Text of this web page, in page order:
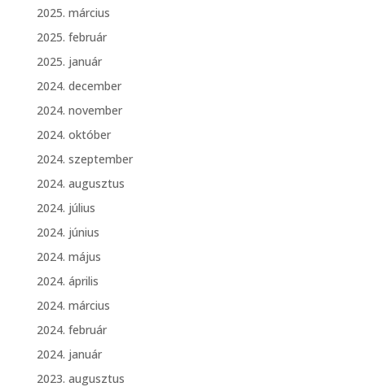
2025. március
2025. február
2025. január
2024. december
2024. november
2024. október
2024. szeptember
2024. augusztus
2024. július
2024. június
2024. május
2024. április
2024. március
2024. február
2024. január
2023. augusztus